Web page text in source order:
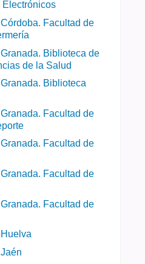
Electrónicos
Facultad de
Biblioteca de
de la Salud
Biblioteca
Facultad de
Facultad de
Facultad de
Facultad de